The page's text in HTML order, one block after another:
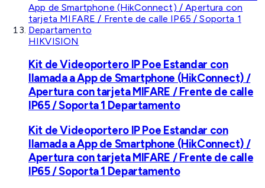
HIKVISION
Kit de Videoportero IP Poe Estandar con
llamada a App de Smartphone (HikConnect) /
Apertura con tarjeta MIFARE / Frente de calle
IP65 / Soporta 1 Departamento
Kit de Videoportero IP Poe Estandar con
llamada a App de Smartphone (HikConnect) /
Apertura con tarjeta MIFARE / Frente de calle
IP65 / Soporta 1 Departamento